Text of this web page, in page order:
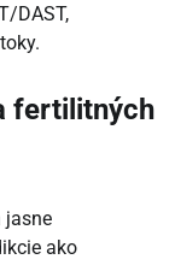
DAST,
fertilitných
jasne
ako